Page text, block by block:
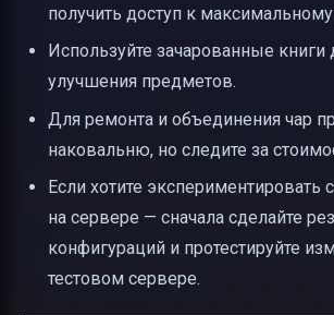
получить доступ к
Используйте зачарованные книги
улучшения предметов.
Для ремонта и объединения чар
наковальню, но следите за
Если хотите экспериментировать
на сервере — сначала сделайте
конфигураций и протестируйте
тестовом сервере.